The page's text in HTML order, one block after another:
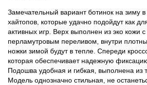
Замечательный вариант ботинок на зиму в
хайтопов, которые удачно подойдут как
активных игр. Верх выполнен из эко кожи
перламутровым переливом, внутри
ножки зимой будут в тепле. Спереди
которая обеспечивает надежную
Подошва удобная и гибкая, выполнена из
Модель однозначно стильная, не